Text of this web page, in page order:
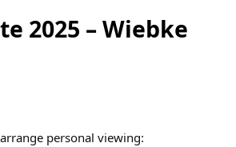
2025 – Wiebke
personal viewing: